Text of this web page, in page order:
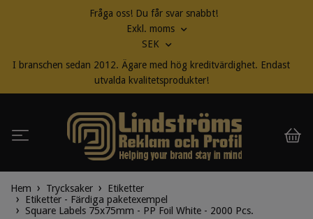
Fråga oss! Du får svar snabbt!
Exkl. moms
SEK
I branschen sedan 2012. Ägare med hög kreditvärdighet. Endast
utvalda kvalitetsprodukter!
Hem Trycksaker
Etiketter
Etiketter - Färdiga paketexempel
Square Labels 75x75mm - PP Foil White - 2000 Pcs.